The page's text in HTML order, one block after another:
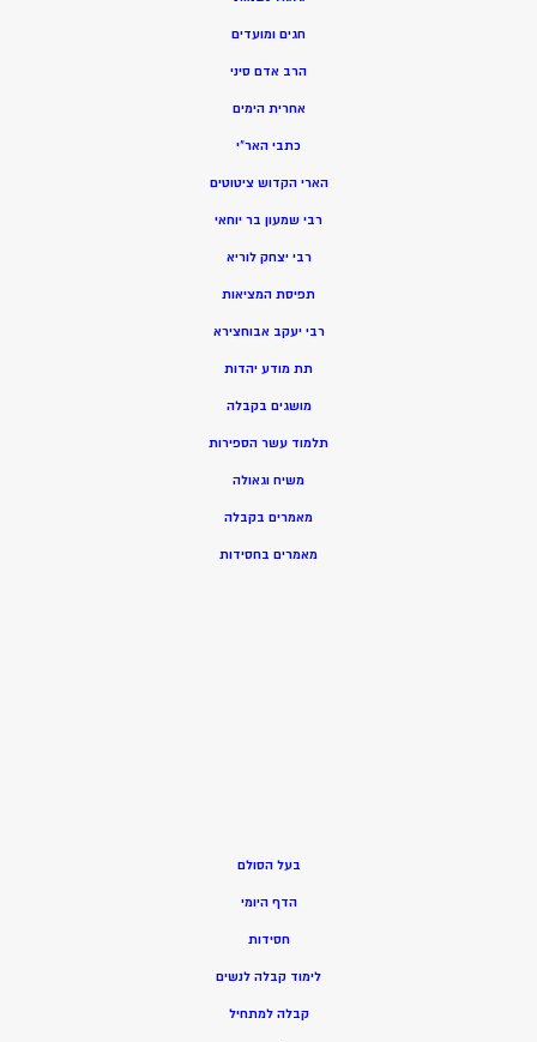
חגים ומועדים
הרב אדם סיני
אחרית הימים
כתבי האר”י
הארי הקדוש ציטוטים
רבי שמעון בר יוחאי
רבי יצחק לוריא
תפיסת המציאות
רבי יעקב אבוחצירא
תת מודע יהדות
מושגים בקבלה
תלמוד עשר הספירות
משיח וגאולה
מאמרים בקבלה
מאמרים בחסידות
בעל הסולם
הדף היומי
חסידות
לימוד קבלה לנשים
קבלה למתחיל